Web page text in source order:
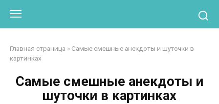
контенту
Главная страница » Самые смешные анекдоты и шуточки в
картинках
Самые смешные анекдоты и
шуточки в картинках